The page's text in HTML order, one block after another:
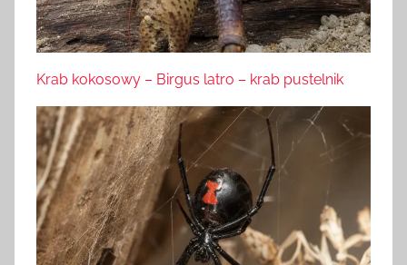
Krab kokosowy – Birgus latro – krab pustelnik